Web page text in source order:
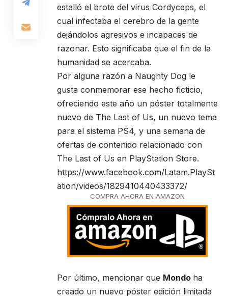
estalló el brote del virus Cordyceps, el
cual infectaba el cerebro de la gente
dejándolos agresivos e incapaces de
razonar. Esto significaba que el fin de la
humanidad se acercaba.
Por alguna razón a Naughty Dog le
gusta conmemorar ese hecho ficticio,
ofreciendo este año un póster totalmente
nuevo de The Last of Us, un nuevo tema
para el sistema PS4, y una semana de
ofertas de contenido relacionado con
The Last of Us en PlayStation Store.
https://www.facebook.com/Latam.PlaySt
ation/videos/1829410440433372/
COMPRA AHORA EN AMAZON
Por último, mencionar que Mondo ha
creado un nuevo póster edición limitada